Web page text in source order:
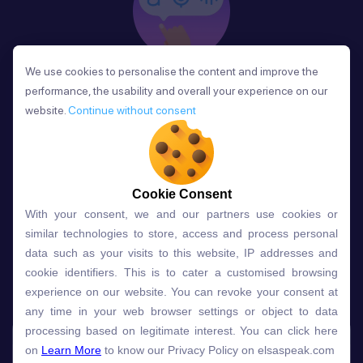
Phản Hồi
Sau mỗi bài học, người học nhận phản hồi về phát
âm và ngữ pháp ngay lập tức, giúp cải thiện kỹ năng
và tiến bộ nhanh chóng.
Lựa chọn gói học ELSA dành
cho bạn
Gói học Free Premium
Speech Analyzer
We use cookies to personalise the content and improve the
performance, the usability and overall your experience on our
website. Continue without consent
Cookie Consent
With your consent, we and our partners use cookies or
similar technologies to store, access and process personal
data such as your visits to this website, IP addresses and
cookie identifiers. This is to cater a customised browsing
experience on our website. You can revoke your consent at
any time in your web browser settings or object to data
processing based on legitimate interest. You can click here
on Learn More to know our Privacy Policy on elsaspeak.com
We use cookies to personalise the content and improve the
performance, the usability and overall your experience on our
website. Continue without consent
Cookie Consent
With your consent, we and our partners use cookies or
similar technologies to store, access and process personal
data such as your visits to this website, IP addresses and
cookie identifiers. This is to cater a customised browsing
experience on our website. You can revoke your consent at
any time in your web browser settings or object to data
processing based on legitimate interest. You can click here
on Learn More to know our Privacy Policy on elsaspeak.com